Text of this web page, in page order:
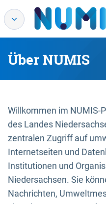
Über NUMIS
Willkommen im NUMIS-
des Landes
zentralen Zugriff auf
Internetseiten und
Institutionen und
Niedersachsen. Sie
Nachrichten,